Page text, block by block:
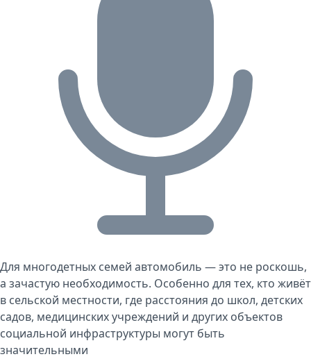
Для многодетных семей автомобиль — это не роскошь,
а зачастую необходимость. Особенно для тех, кто живёт
в сельской местности, где расстояния до школ, детских
садов, медицинских учреждений и других объектов
социальной инфраструктуры могут быть
значительными